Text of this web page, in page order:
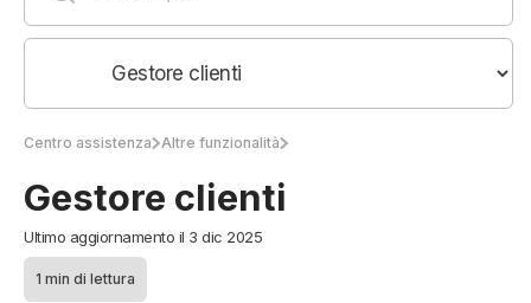
Centro assistenza Altre funzionalità
Gestore clienti
Ultimo aggiornamento il 3 dic 2025
1 min di lettura